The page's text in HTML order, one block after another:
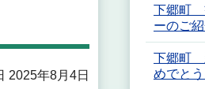
2025年8月4日
下郷町
ーのご
下郷町
めでと